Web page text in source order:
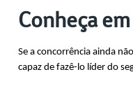
Conheça
Se a concorrência ainda
capaz de fazê-lo líder do